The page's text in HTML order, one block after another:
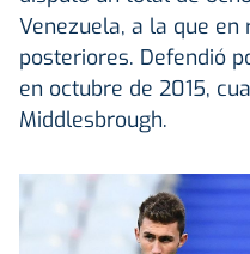
Venezuela, a la que
posteriores. Defendió
en octubre de 2015,
Middlesbrough.